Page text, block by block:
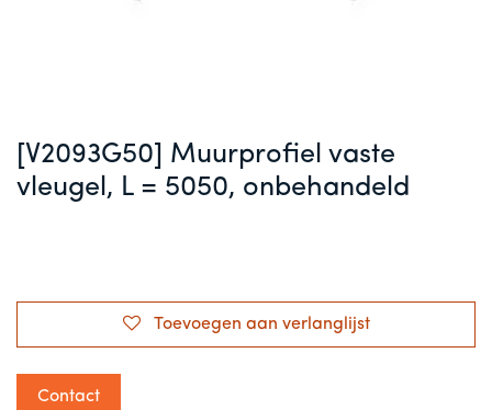
[V2093G50] Muurprofiel vaste
vleugel, L = 5050, onbehandeld
Toevoegen aan verlanglijst
Contact